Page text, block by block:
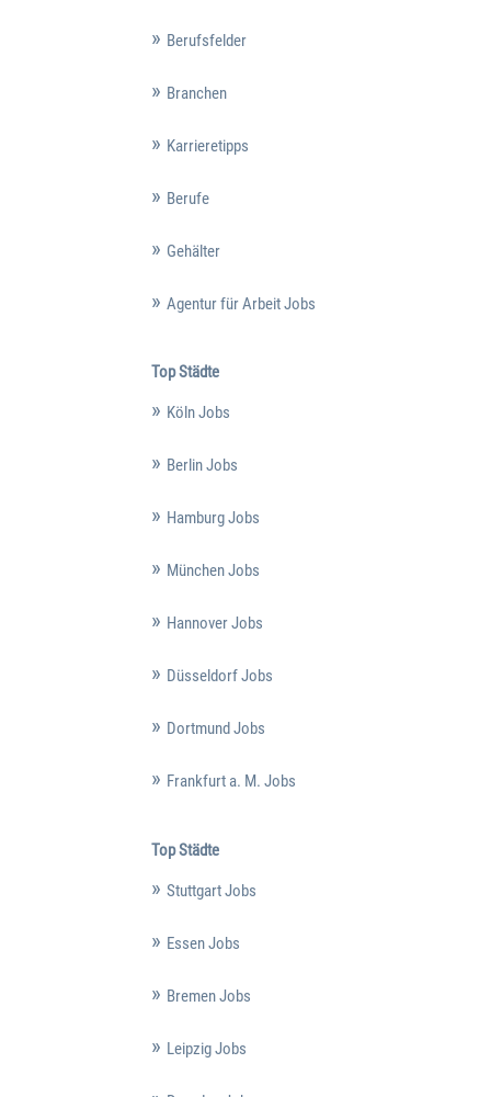
Berufsfelder
Branchen
Karrieretipps
Berufe
Gehälter
Agentur für Arbeit Jobs
Top Städte
Köln Jobs
Berlin Jobs
Hamburg Jobs
München Jobs
Hannover Jobs
Düsseldorf Jobs
Dortmund Jobs
Frankfurt a. M. Jobs
Top Städte
Stuttgart Jobs
Essen Jobs
Bremen Jobs
Leipzig Jobs